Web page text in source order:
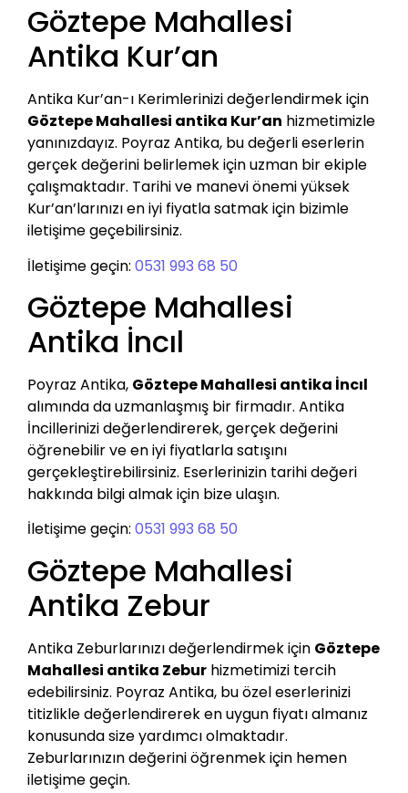
Göztepe Mahallesi
Antika Kur’an
Antika Kur’an-ı Kerimlerinizi değerlendirmek için
Göztepe Mahallesi antika Kur’an hizmetimizle
yanınızdayız. Poyraz Antika, bu değerli eserlerin
gerçek değerini belirlemek için uzman bir ekiple
çalışmaktadır. Tarihi ve manevi önemi yüksek
Kur’an’larınızı en iyi fiyatla satmak için bizimle
iletişime geçebilirsiniz.
İletişime geçin: 0531 993 68 50
Göztepe Mahallesi
Antika İncıl
Poyraz Antika, Göztepe Mahallesi antika İncıl
alımında da uzmanlaşmış bir firmadır. Antika
İncillerinizi değerlendirerek, gerçek değerini
öğrenebilir ve en iyi fiyatlarla satışını
gerçekleştirebilirsiniz. Eserlerinizin tarihi değeri
hakkında bilgi almak için bize ulaşın.
İletişime geçin: 0531 993 68 50
Göztepe Mahallesi
Antika Zebur
Antika Zeburlarınızı değerlendirmek için Göztepe
Mahallesi antika Zebur hizmetimizi tercih
edebilirsiniz. Poyraz Antika, bu özel eserlerinizi
titizlikle değerlendirerek en uygun fiyatı almanız
konusunda size yardımcı olmaktadır.
Zeburlarınızın değerini öğrenmek için hemen
iletişime geçin.